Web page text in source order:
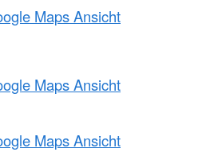
Maps Ansicht
Maps Ansicht
Maps Ansicht